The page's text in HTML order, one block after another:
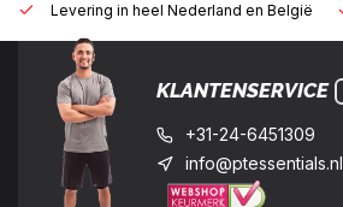
Levering in heel Nederland en België
KLANTENSERVICE
+31-24-6451309
info@ptessentials.nl